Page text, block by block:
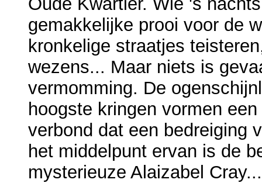
gemakkelijke prooi voor de
kronkelige straatjes
wezens... Maar niets is
vermomming. De
hoogste kringen vormen
verbond dat een bedreiging
het middelpunt ervan is de
mysterieuze Alaizabel Cray...